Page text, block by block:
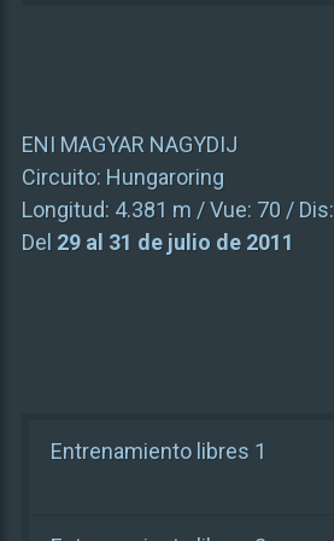
ENI MAGYAR NAGYDIJ
Circuito: Hungaroring
Longitud: 4.381 m / Vue: 70 / Dis:
Del 29 al 31 de julio de 2011
Entrenamiento libres 1